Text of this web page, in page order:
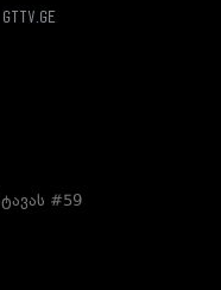
gttv.ge
#59